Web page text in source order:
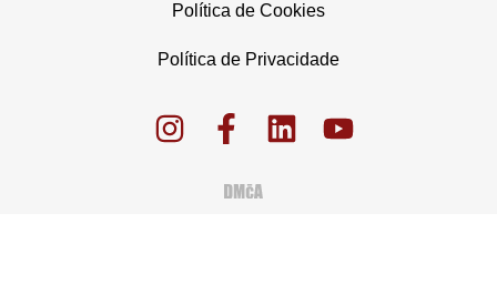
Política de Cookies
Política de Privacidade